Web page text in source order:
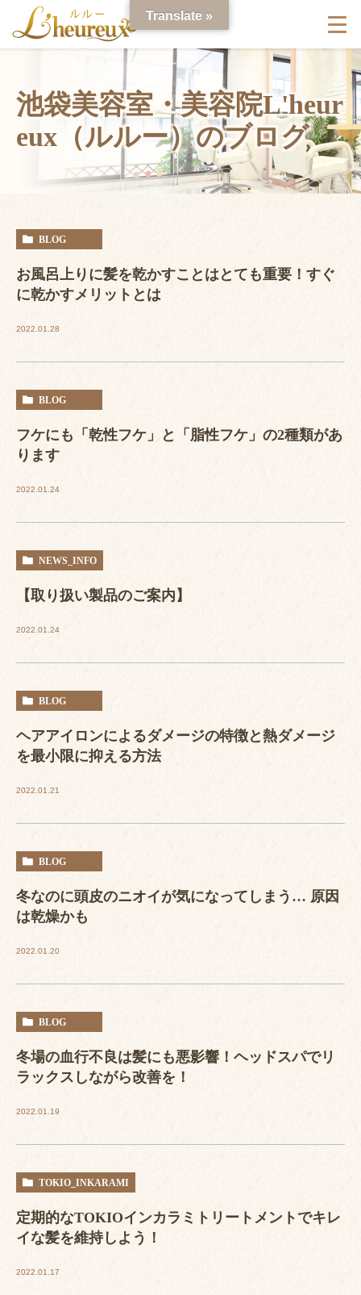
池袋美容室・美容院L'heur
eux（ルルー）のブログ
BLOG
お風呂上りに髪を乾かすことはとても重要！すぐ
に乾かすメリットとは
2022.01.28
BLOG
フケにも「乾性フケ」と「脂性フケ」の2種類があ
ります
2022.01.24
NEWS_INFO
【取り扱い製品のご案内】
2022.01.24
BLOG
ヘアアイロンによるダメージの特徴と熱ダメージ
を最小限に抑える方法
2022.01.21
BLOG
冬なのに頭皮のニオイが気になってしまう… 原因
は乾燥かも
2022.01.20
BLOG
冬場の血行不良は髪にも悪影響！ヘッドスパでリ
ラックスしながら改善を！
2022.01.19
TOKIO_INKARAMI
定期的なTOKIOインカラミトリートメントでキレ
イな髪を維持しよう！
2022.01.17
Translate »